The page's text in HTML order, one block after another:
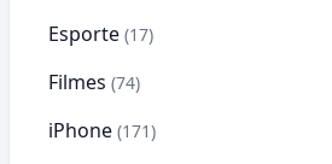
Esporte (17)
Filmes (74)
iPhone (171)